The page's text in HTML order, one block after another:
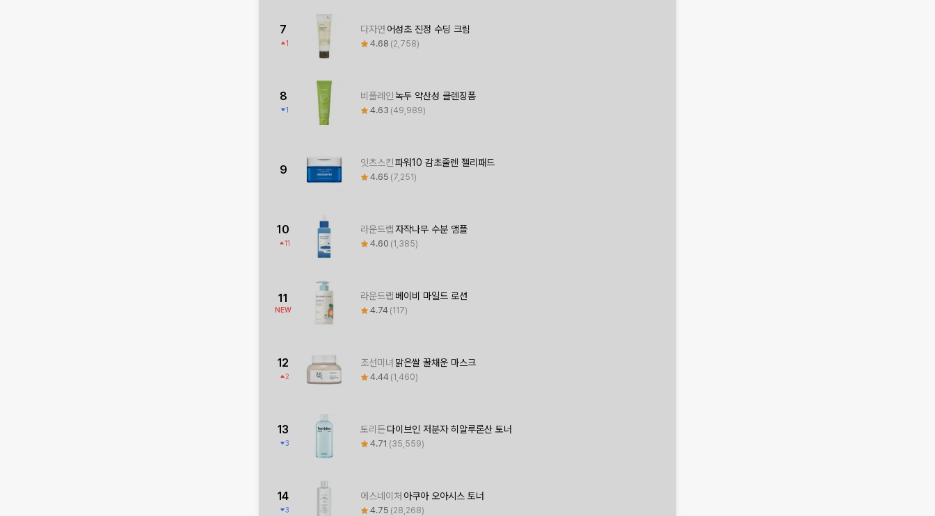
7
1
다자연 어성초 진정 수딩 크림
4.68 2,758
8
1
비플레인 녹두 약산성 클렌징폼
4.63 49,989
9
잇츠스킨파워10 감초줄렌 젤리패드
4.65 7,251
10
11
라운드랩자작나무 수분 앰플
4.60 1,385
11
NEW
라운드랩 베이비 마일드 로션
4.74 117
12
2
조선미녀 맑은쌀 꿀채운 마스크
4.44 1,460
13
3
토리든다이브인 저분자 히알루론산 토너
4.71 35,559
14
3
에스네이처 아쿠아 오아시스 토너
4.75 28,268